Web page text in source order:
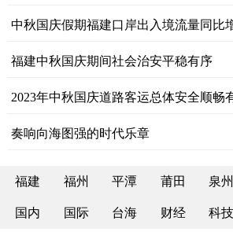
中秋国庆假期福建口岸出入境流量同比
福建中秋国庆期间社会治安平稳有序
2023年中秋国庆道路客运总体安全顺畅
奏响向海图强的时代乐章
福建 福州 平潭 莆田 泉州
国内 国际 台海 财经 科技